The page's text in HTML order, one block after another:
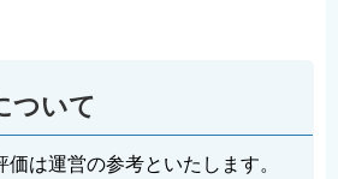
ついて
は運営の参考といたします。